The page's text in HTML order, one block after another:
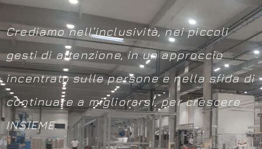
Crediamo nell’inclusività, nei piccoli
gesti di attenzione, in un approccio
incentrato sulle persone e nella sfida di
continuare a migliorarsi, per crescere
INSIEME.